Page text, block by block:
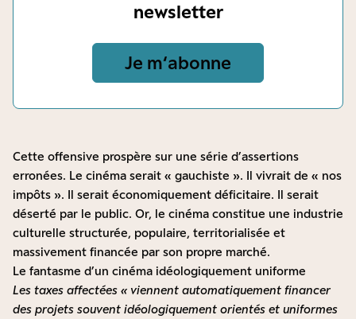
newsletter
Je m‘abonne
Cette offensive prospère sur une série d’assertions
erronées. Le cinéma serait « gauchiste ». Il vivrait de « nos
impôts ». Il serait économiquement déficitaire. Il serait
déserté par le public. Or, le cinéma constitue une industrie
culturelle structurée, populaire, territorialisée et
massivement financée par son propre marché.
Le fantasme d’un cinéma idéologiquement uniforme
Les taxes affectées « viennent automatiquement financer
des projets souvent idéologiquement orientés et uniformes